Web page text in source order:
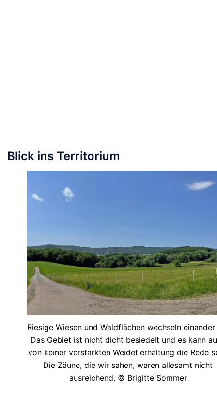
Blick ins Territorium
Riesige Wiesen und Waldflächen wechseln einander
Das Gebiet ist nicht dicht besiedelt und es kann
von keiner verstärkten Weidetierhaltung die Rede
Die Zäune, die wir sahen, waren allesamt nicht
ausreichend. © Brigitte Sommer